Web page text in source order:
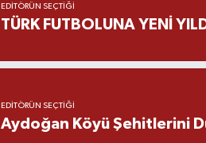
EDITÖRÜN SEÇTIĞI
TÜRK FUTBOLUNA YENİ
EDITÖRÜN SEÇTIĞI
Aydoğan Köyü Şehitlerini